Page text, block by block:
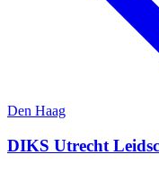
Den Haag
DIKS Utrecht